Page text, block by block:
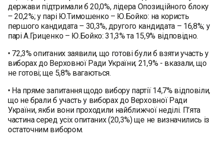
держави підтримали б 20,0%, лідера Опозиційного блоку
– 20,2%; у парі Ю.Тимошенко – Ю.Бойко: на користь
першого кандидата – 30,3%, другого кандидата – 16,8%; у
парі А.Гриценко – Ю.Бойко: 31,3% та 15,9% відповідно.
• 72,3% опитаних заявили, що готові були б взяти участь у
виборах до Верховної Ради України; 21,9% - вказали, що
не готові; ще 5,8% вагаються.
• На пряме запитання щодо вибору партії 14,7% відповіли,
що не брали б участь у виборах до Верховної Ради
України, якби вони проходили найближчої неділі. П’ята
частина серед усіх опитаних (20,3%) ще не визначились із
остаточним вибором.